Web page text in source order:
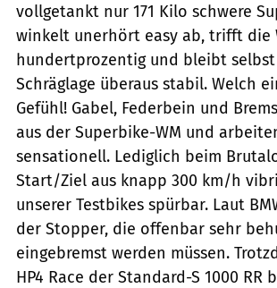
vollgetankt nur 171 Kilo schwere
winkelt unerhört easy ab, trifft die
hundertprozentig und bleibt
Schräglage überaus stabil. Welch
Gefühl! Gabel, Federbein und
aus der Superbike-WM und
sensationell. Lediglich beim
Start/Ziel aus knapp 300 km/h
unserer Testbikes spürbar. Laut
der Stopper, die offenbar sehr
eingebremst werden müssen.
HP4 Race der Standard-S 1000 RR